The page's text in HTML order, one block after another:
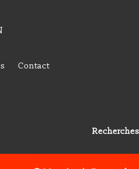
Contact
extérieure à Die Menuiserie